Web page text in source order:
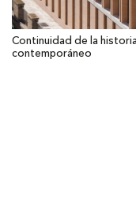
Continuidad de la
contemporáneo